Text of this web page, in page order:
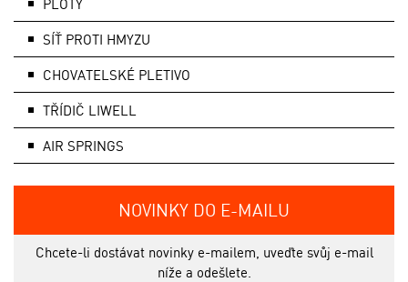
SÍŤ PROTI HMYZU
CHOVATELSKÉ PLETIVO
TŘÍDIČ LIWELL
AIR SPRINGS
NOVINKY DO E-MAILU
Chcete-li dostávat novinky e-mailem, uveďte svůj e-mail
níže a odešlete.